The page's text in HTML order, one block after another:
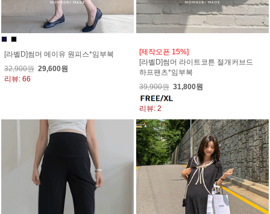
[라벨D]썸머 메이유 원피스*임부복
32,900원 29,600원
리뷰: 66
[제작오픈 15%]
[라벨D]썸머 라이트코튼 절개커브드
하프팬츠*임부복
39,900원 31,800원
리뷰: 2